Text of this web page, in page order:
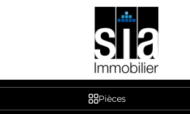
Pièces